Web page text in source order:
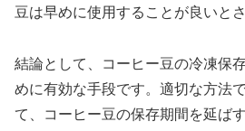
豆は早めに使用することが良いと
結論として、コーヒー豆の冷凍保
めに有効な手段です。適切な方法
て、コーヒー豆の保存期間を延ば